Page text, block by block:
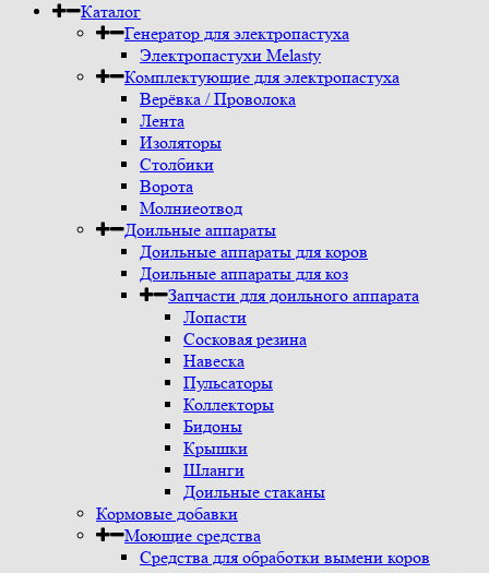
Каталог
Генератор для электропастуха
Электропастухи Melasty
Комплектующие для электропастуха
Верёвка / Проволока
Лента
Изоляторы
Столбики
Ворота
Молниеотвод
Доильные аппараты
Доильные аппараты для коров
Доильные аппараты для коз
Запчасти для доильного аппарата
Лопасти
Сосковая резина
Навеска
Пульсаторы
Коллекторы
Бидоны
Крышки
Шланги
Доильные стаканы
Кормовые добавки
Моющие средства
Средства для обработки вымени коров